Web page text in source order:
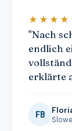
"Nach
endlich
erklärte
FB